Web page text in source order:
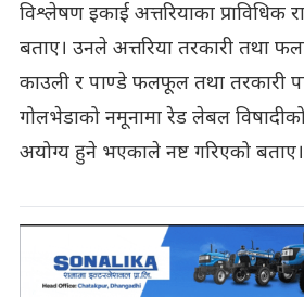
विश्लेषण इकाई अत्तरियाका प्राविधिक
बताए। उनले अत्तरिया तरकारी तथा
काउली र पाण्डे फलफूल तथा तरकारी
गोलभेडाको नमूनामा रेड लेबल
अयोग्य हुने भएकाले नष्ट गरिएको बताए।